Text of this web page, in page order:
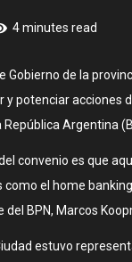
4 minutes read
Gobierno de la
y potenciar acciones
República Argentina
convenio es que
como el home
del BPN, Marcos
estuvo